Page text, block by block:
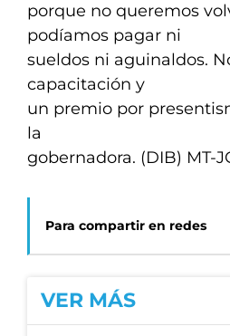
porque no queremos
podíamos pagar ni
sueldos ni aguinaldos.
capacitación y
un premio por
la
gobernadora. (DIB) MT-
Para compartir en redes
VER MÁS